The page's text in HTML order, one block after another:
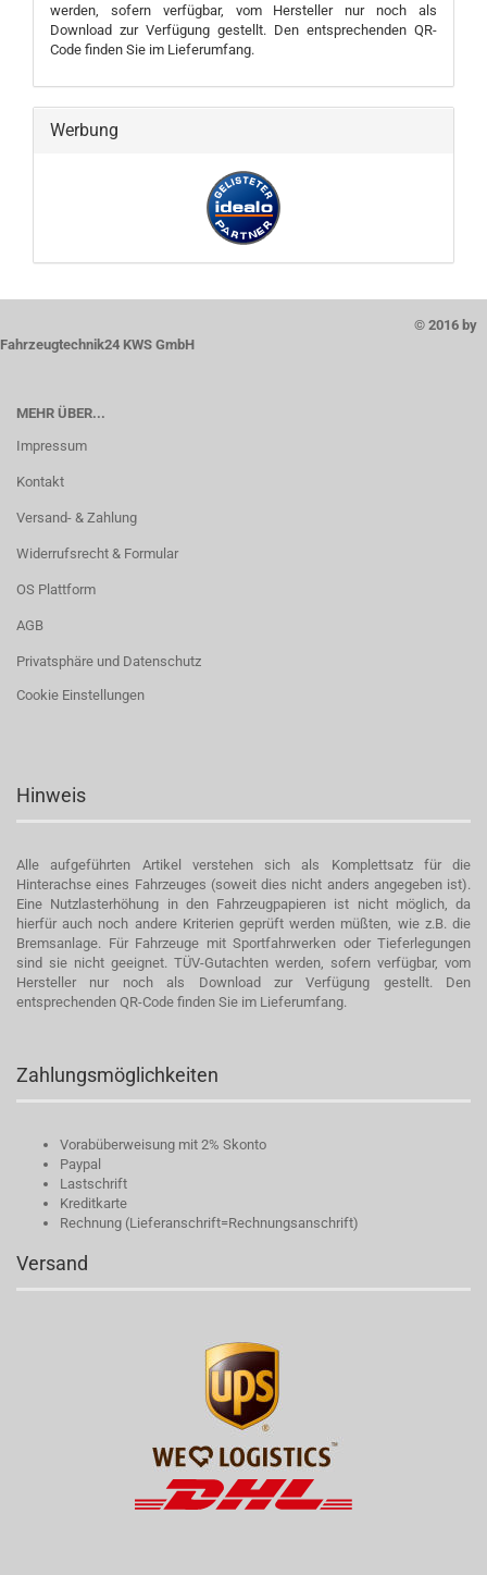
werden, sofern verfügbar, vom Hersteller nur noch als
Download zur Verfügung gestellt. Den entsprechenden QR-
Code finden Sie im Lieferumfang.
Werbung
© 2016 by
Fahrzeugtechnik24 KWS GmbH
MEHR ÜBER...
Impressum
Kontakt
Versand- & Zahlung
Widerrufsrecht & Formular
OS Plattform
AGB
Privatsphäre und Datenschutz
Cookie Einstellungen
Hinweis
Alle aufgeführten Artikel verstehen sich als Komplettsatz für die
Hinterachse eines Fahrzeuges (soweit dies nicht anders angegeben ist).
Eine Nutzlasterhöhung in den Fahrzeugpapieren ist nicht möglich, da
hierfür auch noch andere Kriterien geprüft werden müßten, wie z.B. die
Bremsanlage. Für Fahrzeuge mit Sportfahrwerken oder Tieferlegungen
sind sie nicht geeignet. TÜV-Gutachten werden, sofern verfügbar, vom
Hersteller nur noch als Download zur Verfügung gestellt. Den
entsprechenden QR-Code finden Sie im Lieferumfang.
Zahlungsmöglichkeiten
Vorabüberweisung mit 2% Skonto
Paypal
Lastschrift
Kreditkarte
Rechnung (Lieferanschrift=Rechnungsanschrift)
Versand